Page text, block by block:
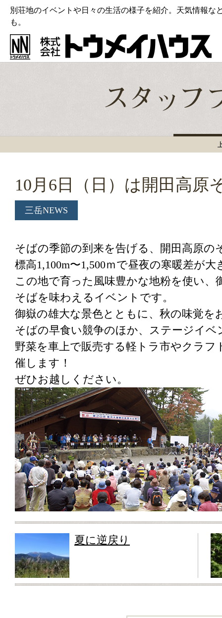
別荘地のイベントや日々の生活の様子を紹介。天気情報な
も。
10月6日（日）は開田高原
三岳NEWS
そばの季節の到来を告げる、開田高原の
標高1,100m〜1,500ｍで昼夜の寒暖差が大
この地で育った風味豊かな地粉を使い、
そばを味わえるイベントです。
御嶽の雄大な景色とともに、秋の味覚を
そばの早食い競争のほか、ステージイ
野菜を車上で販売する軽トラ市やクラ
催します！
ぜひお越しください。
夏に逆戻り